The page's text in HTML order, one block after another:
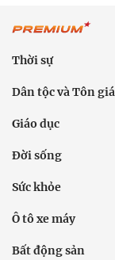
Thời sự
Dân tộc và Tôn
Giáo dục
Đời sống
Sức khỏe
Ô tô xe máy
Bất động sản